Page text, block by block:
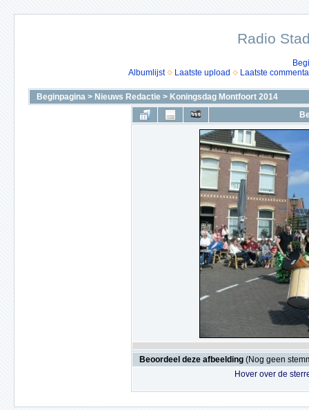
Radio
Albumlijst
Laatste upload Laatste
Beginpagina > Nieuws Redactie > Koningsdag Montfoort 2014
Beoordeel deze afbeelding (Nog geen
Hover over de